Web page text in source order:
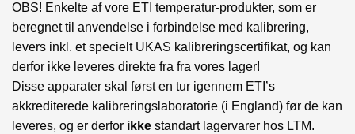
OBS! Enkelte af vore ETI temperatur-produkter, som er
beregnet til anvendelse i forbindelse med kalibrering,
levers inkl. et specielt UKAS kalibreringscertifikat, og kan
derfor ikke leveres direkte fra fra vores lager!
Disse apparater skal først en tur igennem ETI’s
akkrediterede kalibreringslaboratorie (i England) før de kan
leveres, og er derfor ikke standart lagervarer hos LTM.